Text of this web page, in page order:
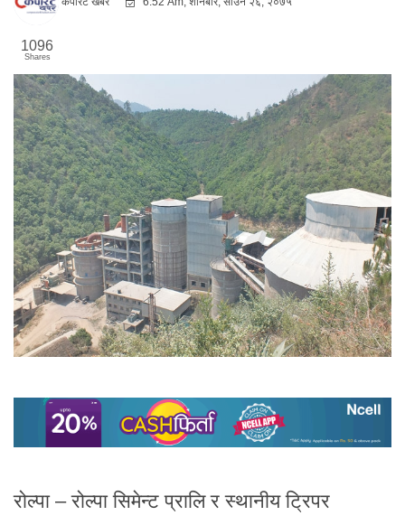
1096
Shares
रोल्पा – रोल्पा सिमेन्ट प्रालि र स्थानीय ट्रिपर